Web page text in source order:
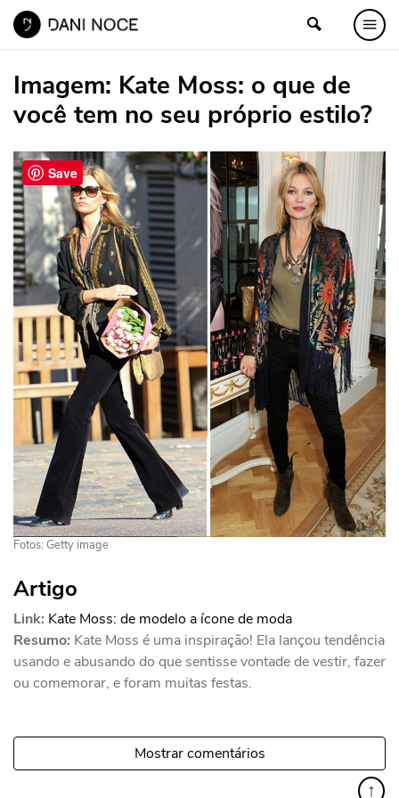
Imagem: Kate Moss: o que de
você tem no seu próprio estilo?
Fotos: Getty image
Artigo
Link: Kate Moss: de modelo a ícone de moda
Resumo: Kate Moss é uma inspiração! Ela lançou tendência
usando e abusando do que sentisse vontade de vestir, fazer
ou comemorar, e foram muitas festas.
Mostrar comentários
↑
Save